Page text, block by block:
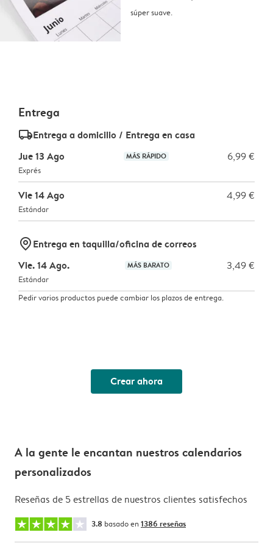
súper suave.
Entrega
delivery_standard_v2Entrega a domicilio / Entrega en casa
Jue 13 Ago
MÁS RÁPIDO 6,99 €
Exprés
Vie 14 Ago 4,99 €
Estándar
marker-pinEntrega en taquilla/oficina de correos
Vie. 14 Ago.
MÁS BARATO 3,49 €
Estándar
Pedir varios productos puede cambiar los plazos de entrega.
Crear ahora
A la gente le encantan nuestros calendarios
personalizados
Reseñas de 5 estrellas de nuestros clientes satisfechos
3.8 basado en 1386 reseñas